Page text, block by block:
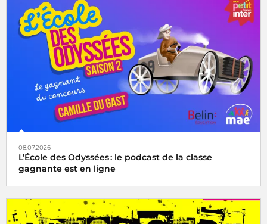
08.07.2026
L’École des Odyssées : le podcast de la classe
gagnante est en ligne